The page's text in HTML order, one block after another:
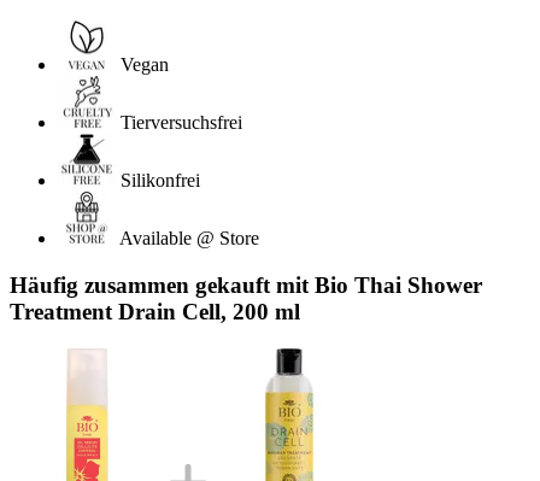
Vegan
Tierversuchsfrei
Silikonfrei
Available @ Store
Häufig zusammen gekauft mit Bio Thai Shower
Treatment Drain Cell, 200 ml